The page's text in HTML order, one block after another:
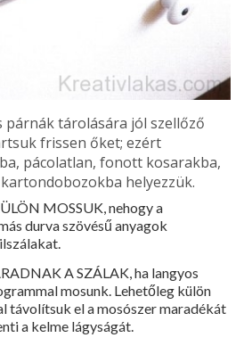
párnák tárolására jól szellőző
frissen őket; ezért
pácolatlan, fonott kosarakba,
helyezzük.
MOSSUK, nehogy a
durva szövésű anyagok
A SZÁLAK, ha langyos
mosunk. Lehetőleg külön
távolítsuk el a mosószer maradékát
a kelme lágyságát.